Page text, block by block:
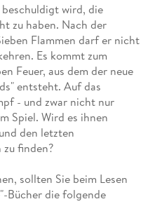
wird, die
zu haben. Nach der
Flammen darf er nicht
Es kommt zum
Feuer, aus dem der neue
entsteht. Auf das
- und zwar nicht nur
Spiel. Wird es ihnen
den letzten
finden?
sollten Sie beim Lesen
Bücher die folgende